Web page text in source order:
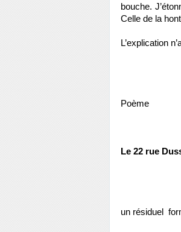
bouche.
Celle de la
L’explication
Poème
Le 22 rue
un résiduel